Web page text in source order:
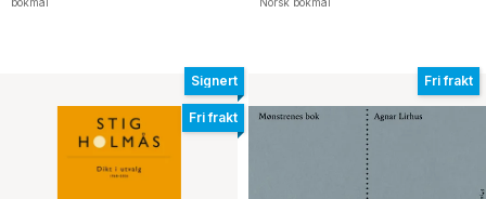
Signert
Fri frakt
Fri frakt